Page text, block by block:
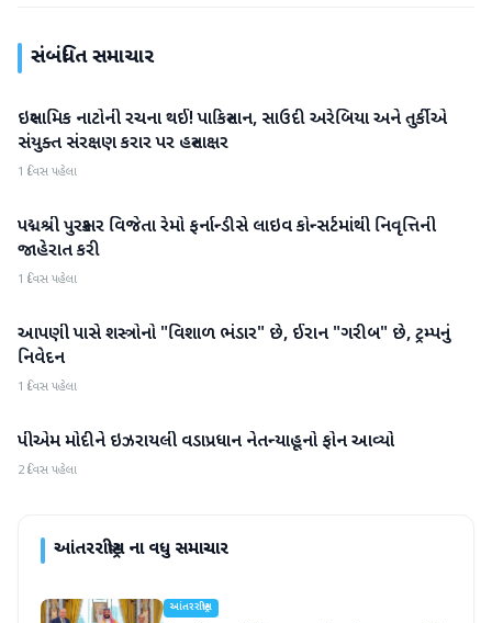
સંબંધિત સમાચાર
આંતરરાષ્ટ્રીય
ઇસ્લામિક નાટોની રચના થઈ! પાકિસ્તાન, સાઉદી અરેબિયા અને તુર્કીએ
સંયુક્ત સંરક્ષણ કરાર પર હસ્તાક્ષર
1 દિવસ પહેલા
આંતરરાષ્ટ્રીય
પદ્મશ્રી પુરસ્કાર વિજેતા રેમો ફર્નાન્ડીસે લાઇવ કોન્સર્ટમાંથી નિવૃત્તિની
જાહેરાત કરી
1 દિવસ પહેલા
આંતરરાષ્ટ્રીય
આપણી પાસે શસ્ત્રોનો "વિશાળ ભંડાર" છે, ઈરાન "ગરીબ" છે, ટ્રમ્પનું
નિવેદન
1 દિવસ પહેલા
આંતરરાષ્ટ્રીય
પીએમ મોદીને ઇઝરાયલી વડાપ્રધાન નેતન્યાહૂનો ફોન આવ્યો
2 દિવસ પહેલા
આંતરરાષ્ટ્રીયના વધુ સમાચાર
આંતરરાષ્ટ્રીય